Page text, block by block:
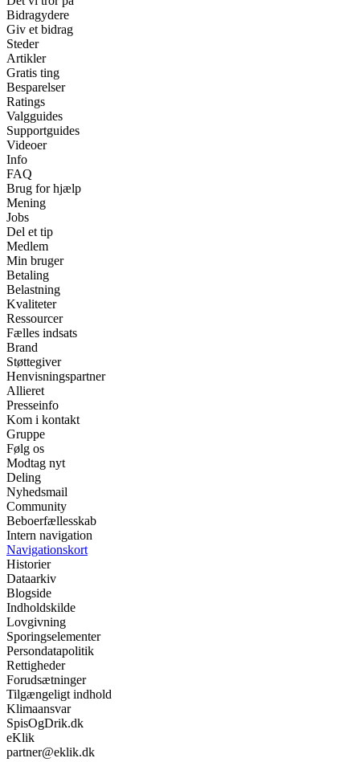
Bidragydere
Giv et bidrag
Steder
Artikler
Gratis ting
Besparelser
Ratings
Valgguides
Supportguides
Videoer
Info
FAQ
Brug for hjælp
Mening
Jobs
Del et tip
Medlem
Min bruger
Betaling
Belastning
Kvaliteter
Ressourcer
Fælles indsats
Brand
Støttegiver
Henvisningspartner
Allieret
Presseinfo
Kom i kontakt
Gruppe
Følg os
Modtag nyt
Deling
Nyhedsmail
Community
Beboerfællesskab
Intern navigation
Navigationskort
Historier
Dataarkiv
Blogside
Indholdskilde
Lovgivning
Sporingselementer
Persondatapolitik
Rettigheder
Forudsætninger
Tilgængeligt indhold
Klimaansvar
SpisOgDrik.dk
eKlik
partner@eklik.dk